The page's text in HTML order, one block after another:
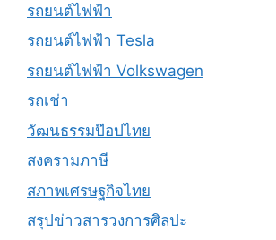
รถยนต์ไฟฟ้า
รถยนต์ไฟฟ้า Tesla
รถยนต์ไฟฟ้า Volkswagen
รถเช่า
วัฒนธรรมป๊อปไทย
สงครามภาษี
สภาพเศรษฐกิจไทย
สรุปข่าวสารวงการศิลปะ